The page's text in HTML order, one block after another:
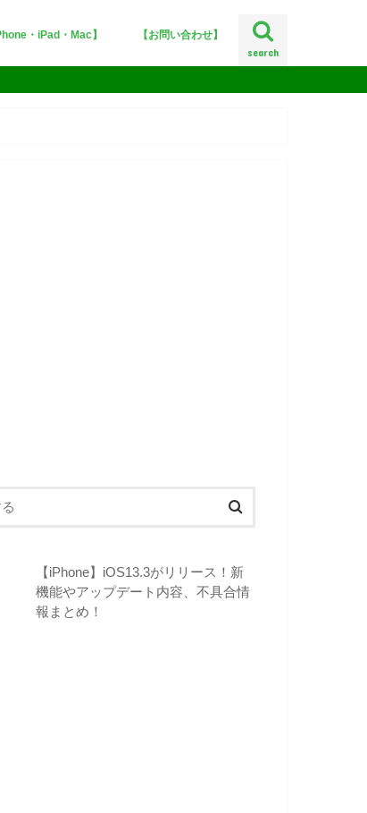
search
・iPad・Mac】 【お問い合わせ】
【iPhone】iOS13.3がリリース！新
機能やアップデート内容、不具合情
報まとめ！